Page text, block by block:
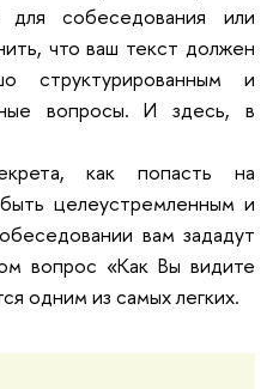
для собеседования или
что ваш текст должен
структурированным и
вопросы. И здесь, в
как попасть на
целеустремленным и
вам зададут
вопрос «Как Вы видите
одним из самых легких.